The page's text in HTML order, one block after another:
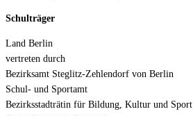
Schulträger
Land Berlin
vertreten durch
Bezirksamt Steglitz-Zehlendorf von Berlin
Schul- und Sportamt
Bezirksstadträtin für Bildung, Kultur und Sport